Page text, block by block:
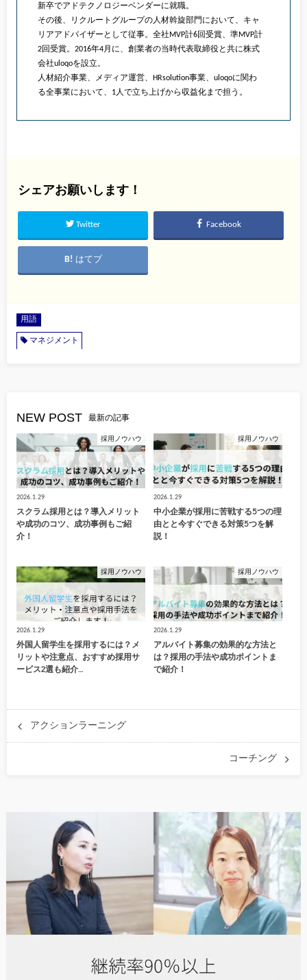
新卒でアドテクノロジーベンダーに就職。
その後、リクルートグループの人材斡旋部門において、キャ
リアアドバイザーとして従事。全社MVP計6回受賞、準MVP計
2回受賞。2016年4月に、創業者の当時代表取締役と共に株式
会社uloqoを設立。
人材紹介事業、メディア運営、HRsolution事業、uloqoに関わ
る全事業において、1人で立ち上げから収益化まで担う。
シェアお願いします！
Twitter Facebook
はてブ
用語
マネジメント
NEW POST 最新の記事
採用ノウハウ
2026.1.29
スクラム採用とは？導入メリット
や成功のコツ、成功事例もご紹
介！
採用ノウハウ
2026.1.29
中小企業が採用に苦戦する5つの理
由とと今すぐできる対策5つを解
説！
採用ノウハウ
2026.1.29
外国人留学生を採用するには？メ
リットや注意点、おすすめ採用サ
ービス2選も紹介…
採用ノウハウ
2026.1.29
アルバイト募集の効果的な方法と
は？採用の手法や成功ポイントま
で紹介！
アクションラーニング
コーチング